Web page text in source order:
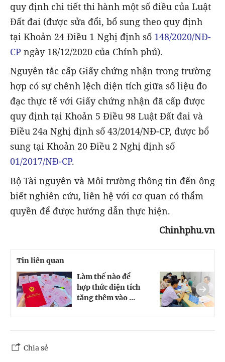
quy định chi tiết thi hành một số điều của Luật
Đất đai (được sửa đổi, bổ sung theo quy định
tại Khoản 24 Điều 1 Nghị định số 148/2020/NĐ-
CP ngày 18/12/2020 của Chính phủ).
Nguyên tắc cấp Giấy chứng nhận trong trường
hợp có sự chênh lệch diện tích giữa số liệu đo
đạc thực tế với Giấy chứng nhận đã cấp được
quy định tại Khoản 5 Điều 98 Luật Đất đai và
Điều 24a Nghị định số 43/2014/NĐ-CP, được bổ
sung tại Khoản 20 Điều 2 Nghị định số
01/2017/NĐ-CP.
Bộ Tài nguyên và Môi trường thông tin đến ông
biết nghiên cứu, liên hệ với cơ quan có thẩm
quyền để được hướng dẫn thực hiện.
Chinhphu.vn
Tin liên quan
Làm thế nào để
hợp thức diện tích
tăng thêm vào ...
Chia sẻ